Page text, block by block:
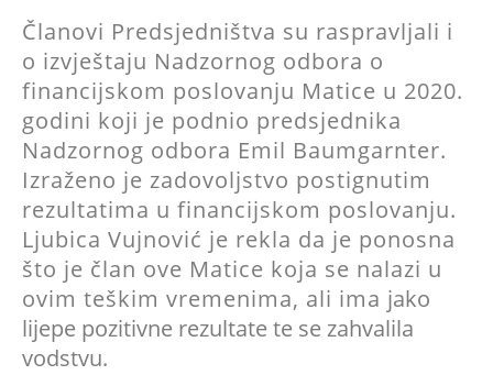
Članovi Predsjedništva su raspravljali i
o izvještaju Nadzornog odbora o
financijskom poslovanju Matice u 2020.
godini koji je podnio predsjednika
Nadzornog odbora Emil Baumgarnter.
Izraženo je zadovoljstvo postignutim
rezultatima u financijskom poslovanju.
Ljubica Vujnović je rekla da je ponosna
što je član ove Matice koja se nalazi u
ovim teškim vremenima, ali ima jako
lijepe pozitivne rezultate te se zahvalila
vodstvu.